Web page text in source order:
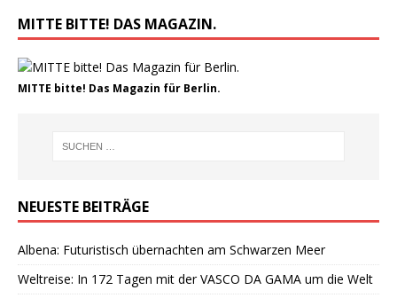
MITTE BITTE! DAS MAGAZIN.
MITTE bitte! Das Magazin für Berlin.
NEUESTE BEITRÄGE
Albena: Futuristisch übernachten am Schwarzen Meer
Weltreise: In 172 Tagen mit der VASCO DA GAMA um die Welt